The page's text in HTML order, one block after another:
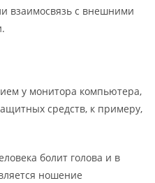
взаимосвязь с внешними
у монитора компьютера,
средств, к примеру,
болит голова и в
ношение